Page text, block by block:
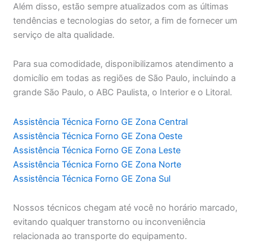
Além disso, estão sempre atualizados com as últimas
tendências e tecnologias do setor, a fim de fornecer um
serviço de alta qualidade.
Para sua comodidade, disponibilizamos atendimento a
domicílio em todas as regiões de São Paulo, incluindo a
grande São Paulo, o ABC Paulista, o Interior e o Litoral.
Assistência Técnica Forno GE Zona Central
Assistência Técnica Forno GE Zona Oeste
Assistência Técnica Forno GE Zona Leste
Assistência Técnica Forno GE Zona Norte
Assistência Técnica Forno GE Zona Sul
Nossos técnicos chegam até você no horário marcado,
evitando qualquer transtorno ou inconveniência
relacionada ao transporte do equipamento.